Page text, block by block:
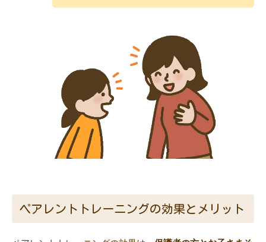
ペアレントトレーニングの効果とメリット